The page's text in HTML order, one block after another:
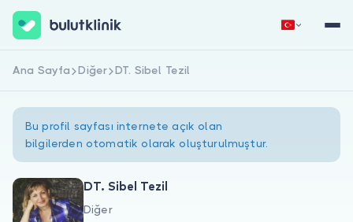
Hemen Kaydol
Ana Sayfa Diğer DT. Sibel Tezil
Bu profil sayfası internete açık olan
bilgilerden otomatik olarak oluşturulmuştur.
DT. Sibel Tezil
Diğer